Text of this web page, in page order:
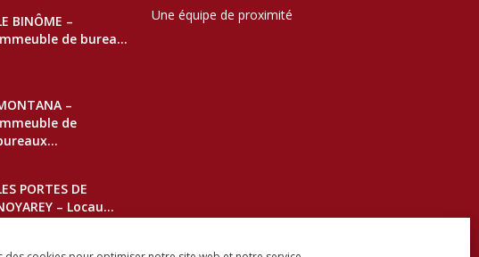
BINÔME –
de burea...
–
de
PORTES DE
– Locau...
Une équipe de proximité